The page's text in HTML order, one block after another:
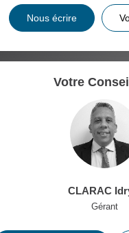
Nous écrire
Votre
CLARAC
Gérant